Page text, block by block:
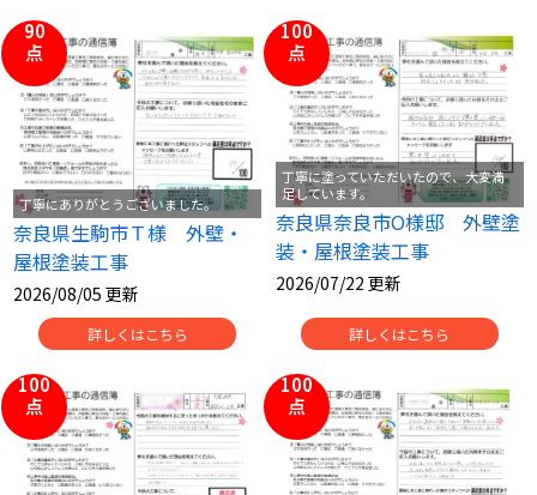
地域の事例がいっぱい
ヨネヤの施工実績
Home お客様の声
スタッフ紹介 スタッフブログ
よくあるご質問 屋根リフォームについて
雨漏りについて 雨漏りの施工実績
ヨネヤがお客様から選ばれる10の
理由
リフォームローン
工場倉庫修繕 アパート・マンション修繕
90
点
丁寧にありがとうございました。
奈良県生駒市Ｔ様 外壁・
屋根塗装工事
2026/08/05 更新
詳しくはこちら
100
点
丁寧に塗っていただいたので、大変満
足しています。
奈良県奈良市O様邸 外壁塗
装・屋根塗装工事
2026/07/22 更新
詳しくはこちら
100
点
100
点